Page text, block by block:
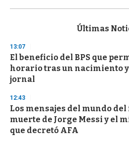
s
d
s
o
f
3
s
e
c
o
n
d
Últimas
13:07
El beneficio del BPS que
horario tras un nacimiento y
jornal
12:43
Los mensajes del mundo
muerte de Jorge Messi y el
que decretó AFA